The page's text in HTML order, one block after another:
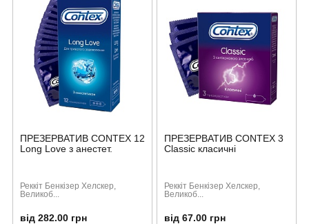
ПРЕЗЕРВАТИВ CONTEX 12
Long Love з анестет.
Реккіт Бенкізер Хелскер,
Великоб...
від 282.00 грн
ПРЕЗЕРВАТИВ CONTEX 3
Classіc класичні
Реккіт Бенкізер Хелскер,
Великоб...
від 67.00 грн